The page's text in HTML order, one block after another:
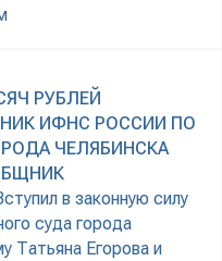
РУБЛЕЙ
ИФНС РОССИИ ПО
ЧЕЛЯБИНСКА
в законную силу
суда города
Татьяна Егорова и